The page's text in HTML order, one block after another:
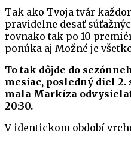
Tak ako Tvoja tvár
pravidelne desať
rovnako tak po 10
ponúka aj Možné je
To tak dôjde do
mesiac, posledný diel 2.
mala Markíza
20:30.
V identickom období